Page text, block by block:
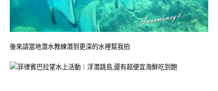
後來請當地潛水教練潛到更深的水裡幫我拍